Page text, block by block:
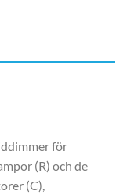
för
(R) och de
(C),